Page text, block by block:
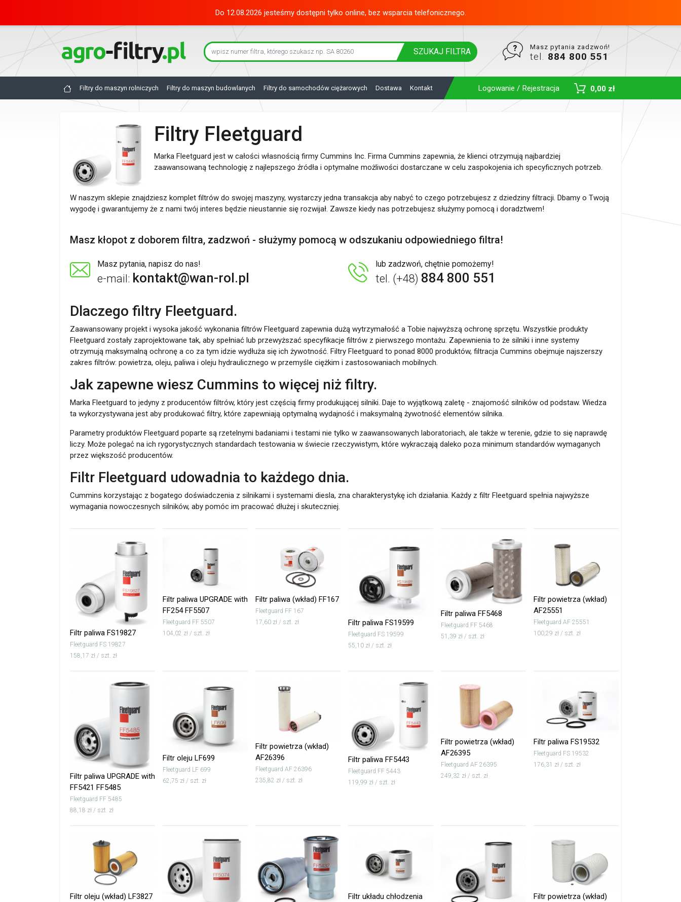
Do 12.08.2026 jesteśmy dostępni tylko online, bez wsparcia telefonicznego.
SZUKAJ FILTRA Masz pytania zadzwoń!
tel. 884 800 551
Filtry do maszyn rolniczych Filtry do maszyn budowlanych Filtry do samochodów ciężarowych Dostawa Kontakt Logowanie / Rejestracja 0,00 zł
Toggle Dropdown
Filtry Fleetguard
Marka Fleetguard jest w całości własnością firmy Cummins Inc. Firma Cummins zapewnia, że klienci otrzymują najbardziej
zaawansowaną technologię z najlepszego źródła i optymalne możliwości dostarczane w celu zaspokojenia ich specyficznych potrzeb.
W naszym sklepie znajdziesz komplet filtrów do swojej maszyny, wystarczy jedna transakcja aby nabyć to czego potrzebujesz z dziedziny filtracji. Dbamy o Twoją
wygodę i gwarantujemy że z nami twój interes będzie nieustannie się rozwijał. Zawsze kiedy nas potrzebujesz służymy pomocą i doradztwem!
Masz kłopot z doborem filtra, zadzwoń - służymy pomocą w odszukaniu odpowiedniego filtra!
Masz pytania, napisz do nas!
e-mail: kontakt@wan-rol.pl
lub zadzwoń, chętnie pomożemy!
tel. (+48) 884 800 551
Dlaczego filtry Fleetguard.
Zaawansowany projekt i wysoka jakość wykonania filtrów Fleetguard zapewnia dużą wytrzymałość a Tobie najwyższą ochronę sprzętu. Wszystkie produkty
Fleetguard zostały zaprojektowane tak, aby spełniać lub przewyższać specyfikacje filtrów z pierwszego montażu. Zapewnienia to że silniki i inne systemy
otrzymują maksymalną ochronę a co za tym idzie wydłuża się ich żywotność. Filtry Fleetguard to ponad 8000 produktów, filtracja Cummins obejmuje najszerszy
zakres filtrów: powietrza, oleju, paliwa i oleju hydraulicznego w przemyśle ciężkim i zastosowaniach mobilnych.
Jak zapewne wiesz Cummins to więcej niż filtry.
Marka Fleetguard to jedyny z producentów filtrów, który jest częścią firmy produkującej silniki. Daje to wyjątkową zaletę - znajomość silników od podstaw. Wiedza
ta wykorzystywana jest aby produkować filtry, które zapewniają optymalną wydajność i maksymalną żywotność elementów silnika.
Parametry produktów Fleetguard poparte są rzetelnymi badaniami i testami nie tylko w zaawansowanych laboratoriach, ale także w terenie, gdzie to się naprawdę
liczy. Może polegać na ich rygorystycznych standardach testowania w świecie rzeczywistym, które wykraczają daleko poza minimum standardów wymaganych
przez większość producentów.
Filtr Fleetguard udowadnia to każdego dnia.
Cummins korzystając z bogatego doświadczenia z silnikami i systemami diesla, zna charakterystykę ich działania. Każdy z filtr Fleetguard spełnia najwyższe
wymagania nowoczesnych silników, aby pomóc im pracować dłużej i skuteczniej.
Filtr paliwa FS19827
Fleetguard FS 19827
158,17 zł / szt. zł
Filtr paliwa UPGRADE with
FF254 FF5507
Fleetguard FF 5507
104,02 zł / szt. zł
Filtr paliwa (wkład) FF167
Fleetguard FF 167
17,60 zł / szt. zł
Filtr paliwa FS19599
Fleetguard FS 19599
55,10 zł / szt. zł
Filtr paliwa FF5468
Fleetguard FF 5468
51,39 zł / szt. zł
Filtr powietrza (wkład)
AF25551
Fleetguard AF 25551
100,29 zł / szt. zł
Filtr paliwa UPGRADE with
FF5421 FF5485
Fleetguard FF 5485
88,18 zł / szt. zł
Filtr oleju LF699
Fleetguard LF 699
62,75 zł / szt. zł
Filtr powietrza (wkład)
AF26396
Fleetguard AF 26396
235,82 zł / szt. zł
Filtr paliwa FF5443
Fleetguard FF 5443
119,99 zł / szt. zł
Filtr powietrza (wkład)
AF26395
Fleetguard AF 26395
249,32 zł / szt. zł
Filtr paliwa FS19532
Fleetguard FS 19532
176,31 zł / szt. zł
Filtr oleju (wkład) LF3827
Filtr układu chłodzenia
Filtr powietrza (wkład)